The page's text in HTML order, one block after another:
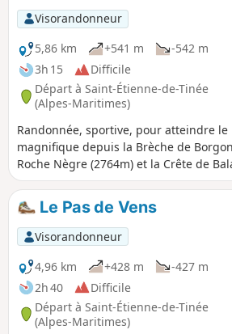
Visorandonneur
5,86 km
+541 m
-542 m
3h 15
Difficile
Départ à Saint-Étienne-de-Tinée
(Alpes-Maritimes)
Randonnée, sportive, pour atteindre le
magnifique depuis la Brèche de
Roche Nègre (2764m) et la Crête de
par les Lacs Marie et les Lacs de
profiter d'une vue imprenable sur le
depuis le Pas de Vens (2796m). Avant
renseignez vous auprès du personnel
pour connaître les conditions
éboulements,...) pour savoir si le
le cas échéant, préparer au mieux
Le Pas de Vens
Visorandonneur
4,96 km
+428 m
-427 m
2h 40
Difficile
Départ à Saint-Étienne-de-Tinée
(Alpes-Maritimes)